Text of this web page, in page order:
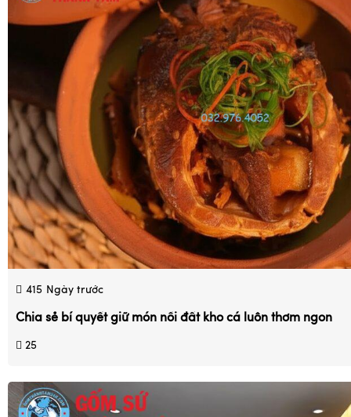
415 Ngày trước
Chia sẻ bí quyết giữ món nồi đất kho cá luôn thơm ngon
25